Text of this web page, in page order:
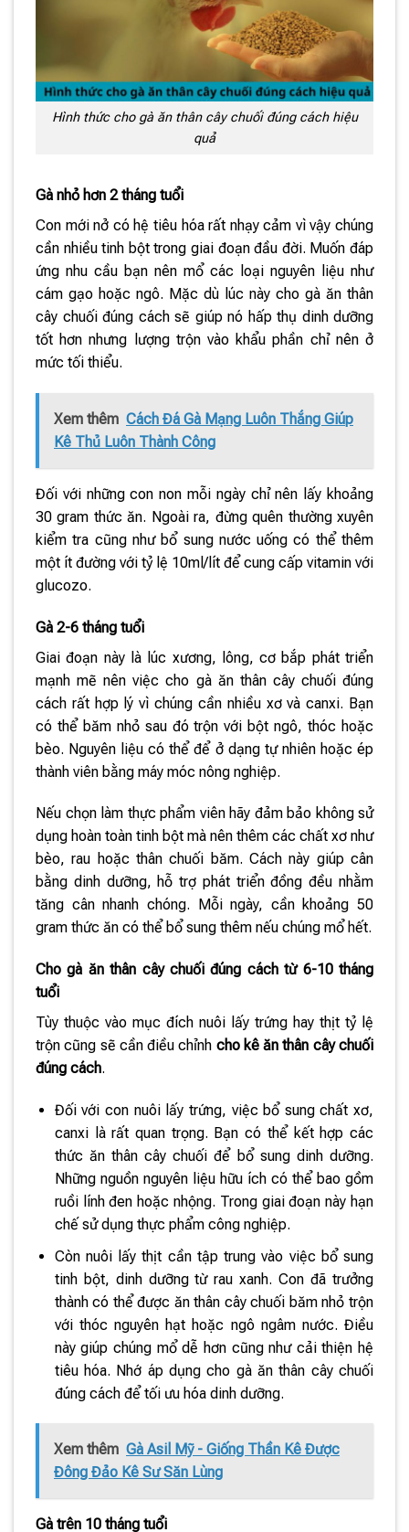
Hình thức cho gà ăn thân cây chuối đúng cách hiệu
quả
Gà nhỏ hơn 2 tháng tuổi
Con mới nở có hệ tiêu hóa rất nhạy cảm vì vậy chúng
cần nhiều tinh bột trong giai đoạn đầu đời. Muốn đáp
ứng nhu cầu bạn nên mổ các loại nguyên liệu như
cám gạo hoặc ngô. Mặc dù lúc này cho gà ăn thân
cây chuối đúng cách sẽ giúp nó hấp thụ dinh dưỡng
tốt hơn nhưng lượng trộn vào khẩu phần chỉ nên ở
mức tối thiểu.
Xem thêm Cách Đá Gà Mạng Luôn Thắng Giúp
Kê Thủ Luôn Thành Công
Đối với những con non mỗi ngày chỉ nên lấy khoảng
30 gram thức ăn. Ngoài ra, đừng quên thường xuyên
kiểm tra cũng như bổ sung nước uống có thể thêm
một ít đường với tỷ lệ 10ml/lít để cung cấp vitamin với
glucozo.
Gà 2-6 tháng tuổi
Giai đoạn này là lúc xương, lông, cơ bắp phát triển
mạnh mẽ nên việc cho gà ăn thân cây chuối đúng
cách rất hợp lý vì chúng cần nhiều xơ và canxi. Bạn
có thể băm nhỏ sau đó trộn với bột ngô, thóc hoặc
bèo. Nguyên liệu có thể để ở dạng tự nhiên hoặc ép
thành viên bằng máy móc nông nghiệp.
Nếu chọn làm thực phẩm viên hãy đảm bảo không sử
dụng hoàn toàn tinh bột mà nên thêm các chất xơ như
bèo, rau hoặc thân chuối băm. Cách này giúp cân
bằng dinh dưỡng, hỗ trợ phát triển đồng đều nhằm
tăng cân nhanh chóng. Mỗi ngày, cần khoảng 50
gram thức ăn có thể bổ sung thêm nếu chúng mổ hết.
Cho gà ăn thân cây chuối đúng cách từ 6-10 tháng
tuổi
Tùy thuộc vào mục đích nuôi lấy trứng hay thịt tỷ lệ
trộn cũng sẽ cần điều chỉnh cho kê ăn thân cây chuối
đúng cách.
Đối với con nuôi lấy trứng, việc bổ sung chất xơ,
canxi là rất quan trọng. Bạn có thể kết hợp các
thức ăn thân cây chuối để bổ sung dinh dưỡng.
Những nguồn nguyên liệu hữu ích có thể bao gồm
ruồi lính đen hoặc nhộng. Trong giai đoạn này hạn
chế sử dụng thực phẩm công nghiệp.
Còn nuôi lấy thịt cần tập trung vào việc bổ sung
tinh bột, dinh dưỡng từ rau xanh. Con đã trưởng
thành có thể được ăn thân cây chuối băm nhỏ trộn
với thóc nguyên hạt hoặc ngô ngâm nước. Điều
này giúp chúng mổ dễ hơn cũng như cải thiện hệ
tiêu hóa. Nhớ áp dụng cho gà ăn thân cây chuối
đúng cách để tối ưu hóa dinh dưỡng.
Xem thêm Gà Asil Mỹ - Giống Thần Kê Được
Đông Đảo Kê Sư Săn Lùng
Gà trên 10 tháng tuổi